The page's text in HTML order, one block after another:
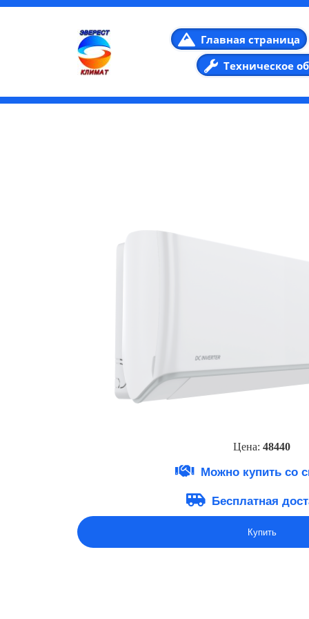
Главная страница
Техническое
Цена: 48440
Можно купить со
Бесплатная
Купить